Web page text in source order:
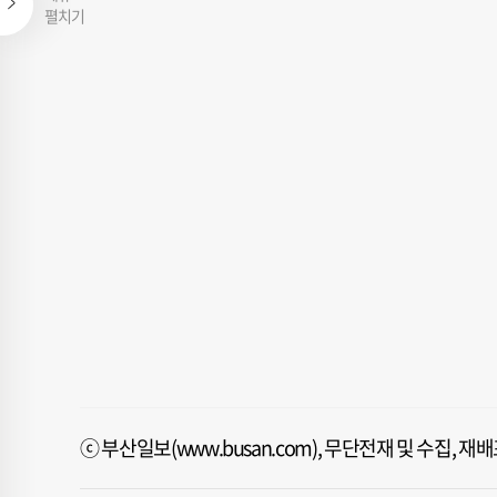
펼치기
ⓒ 부산일보(www.busan.com), 무단전재 및 수집, 재